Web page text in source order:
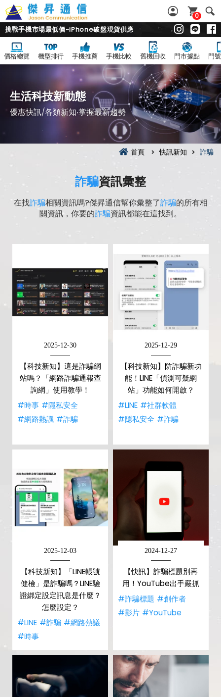
0
挑戰手機市場最低價~iPhone破盤現貨供應
價格總覽 機型排行 手機推薦 手機比較 舊機回收 門市據點 門
生活科技新動態
優惠快訊/各類新知‧掌握最新趨勢
首頁 快訊新知 詐騙
詐騙資訊彙整
在找詐騙相關資訊嗎?傑昇通信幫你彙整了詐騙的所有相
關資訊，你要的詐騙資訊都能在這找到。
2025-12-30
【科技新知】這是詐騙網
站嗎？「網路詐騙通報查
詢網」使用教學！
#時事 #隱私安全
#網路熱議 #詐騙
2025-12-29
【科技新知】防詐騙新功
能！LINE「偵測可疑網
站」功能如何開啟？
#LINE #社群軟體
#隱私安全 #詐騙
2025-12-03
【科技新知】「LINE帳號
健檢」是詐騙嗎？LINE驗
證綁定設定訊息是什麼？
怎麼設定？
#LINE #詐騙 #網路熱議
#時事
2024-12-27
【快訊】詐騙標題別再
用！YouTube出手嚴抓
#詐騙標題 #創作者
#影片 #YouTube